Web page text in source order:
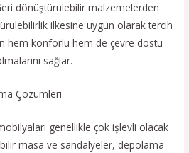
dönüştürülebilir malzemelerden
ilkesine uygun olarak tercih
hem konforlu hem de çevre dostu
sağlar.
Çözümleri
genellikle çok işlevli olacak
masa ve sandalyeler, depolama